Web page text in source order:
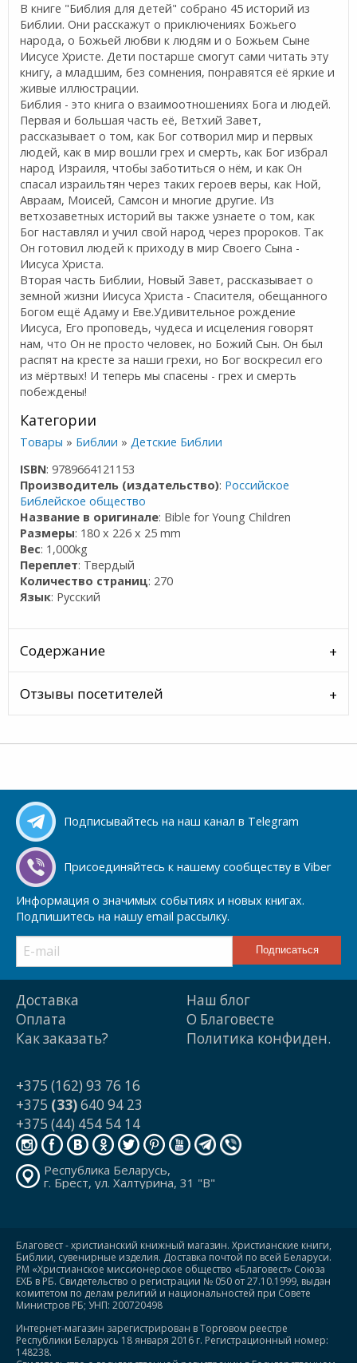
В книге "Библия для детей" собрано 45 историй из
Библии. Они расскажут о приключениях Божьего
народа, о Божьей любви к людям и о Божьем Сыне
Иисусе Христе. Дети постарше смогут сами читать эту
книгу, а младшим, без сомнения, понравятся её яркие и
живые иллюстрации.
Библия - это книга о взаимоотношениях Бога и людей.
Первая и большая часть её, Ветхий Завет,
рассказывает о том, как Бог сотворил мир и первых
людей, как в мир вошли грех и смерть, как Бог избрал
народ Израиля, чтобы заботиться о нём, и как Он
спасал израильтян через таких героев веры, как Ной,
Авраам, Моисей, Самсон и многие другие. Из
ветхозаветных историй вы также узнаете о том, как
Бог наставлял и учил свой народ через пророков. Так
Он готовил людей к приходу в мир Своего Сына -
Иисуса Христа.
Вторая часть Библии, Новый Завет, рассказывает о
земной жизни Иисуса Христа - Спасителя, обещанного
Богом ещё Адаму и Еве.Удивительное рождение
Иисуса, Его проповедь, чудеса и исцеления говорят
нам, что Он не просто человек, но Божий Сын. Он был
распят на кресте за наши грехи, но Бог воскресил его
из мёртвых! И теперь мы спасены - грех и смерть
побеждены!
Категории
Товары » Библии »Детские Библии
ISBN: 9789664121153
Производитель (издательство): Российское
Библейское общество
Название в оригинале: Bible for Young Children
Размеры: 180 x 226 x 25 mm
Вес: 1,000kg
Переплет: Твердый
Количество страниц: 270
Язык: Русский
Содержание
Отзывы посетителей
Подписывайтесь на наш канал в Telegram
Присоединяйтесь к нашему сообществу в Viber
Информация о значимых событиях и новых книгах.
Подпишитесь на нашу email рассылку.
Доставка
Оплата
Как заказать?
Наш блог
О Благовесте
Политика конфиден.
+375 (162) 93 76 16
+375 (33)640 94 23
+375 (44) 454 54 14
Республика Беларусь,
г. Брест, ул. Халтурина, 31 "В"
Благовест - христианский книжный магазин. Христианские книги,
Библии, сувенирные изделия. Доставка почтой по всей Беларуси.
РМ «Христианское миссионерское общество «Благовест» Союза
ЕХБ в РБ. Свидетельство о регистрации № 050 от 27.10.1999, выдан
комитетом по делам религий и национальностей при Совете
Министров РБ; УНП: 200720498
Интернет-магазин зарегистрирован в Торговом реестре
Республики Беларусь 18 января 2016 г. Регистрационный номер:
148238.